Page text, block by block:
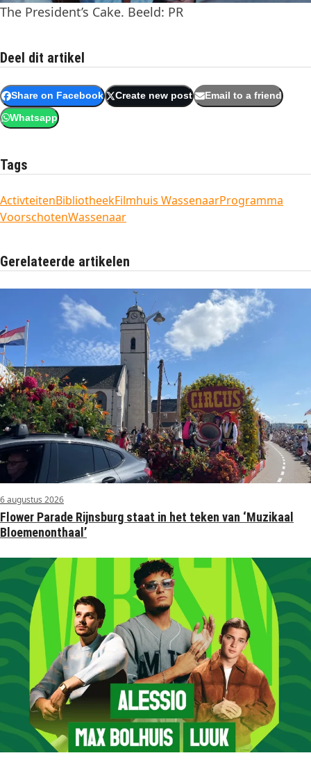
The President’s Cake. Beeld: PR
Deel dit artikel
Share on Facebook Create new post Email to a friend
Whatsapp
Tags
ActivteitenBibliotheekFilmhuis WassenaarProgramma
VoorschotenWassenaar
Gerelateerde artikelen
6 augustus 2026
Flower Parade Rijnsburg staat in het teken van ‘Muzikaal
Bloemenonthaal’